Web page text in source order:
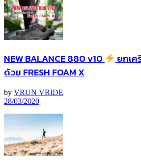
NEW BALANCE 880 v10
ยกเค
ด้วย FRESH FOAM X
by VRUN VRIDE
28/03/2020